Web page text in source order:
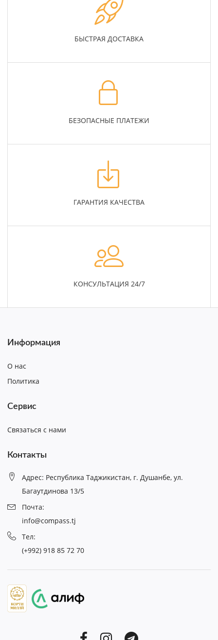
БЫСТРАЯ ДОСТАВКА
БЕЗОПАСНЫЕ ПЛАТЕЖИ
ГАРАНТИЯ КАЧЕСТВА
КОНСУЛЬТАЦИЯ 24/7
Информация
О нас
Политика
Сервис
Связаться с нами
Контакты
Адрес: Республика Таджикистан, г. Душанбе, ул.
Багаутдинова 13/5
Почта:
info@compass.tj
Тел:
(+992) 918 85 72 70